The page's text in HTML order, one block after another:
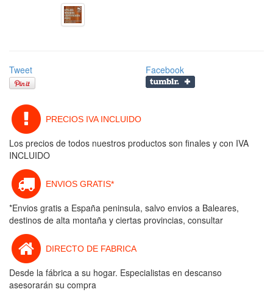
Tweet Facebook
PRECIOS IVA INCLUIDO
Los precios de todos nuestros productos son finales y con IVA
INCLUIDO
ENVIOS GRATIS*
*Envios gratis a España peninsula, salvo envios a Baleares,
destinos de alta montaña y ciertas provincias, consultar
DIRECTO DE FABRICA
Desde la fábrica a su hogar. Especialistas en descanso
asesorarán su compra